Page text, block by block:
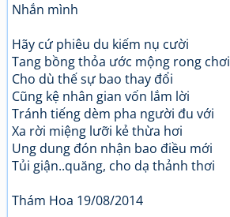
Nhắn mình
Hãy cứ phiêu du kiếm nụ cười
Tang bồng thỏa ước mộng rong chơi
Cho dù thế sự bao thay đổi
Cũng kệ nhân gian vốn lắm lời
Tránh tiếng dèm pha người đu với
Xa rời miệng lưỡi kẻ thừa hơi
Ung dung đón nhận bao điều mới
Tủi giận..quăng, cho dạ thảnh thơi
Thám Hoa 19/08/2014